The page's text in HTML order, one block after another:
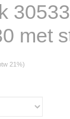
met
21%)